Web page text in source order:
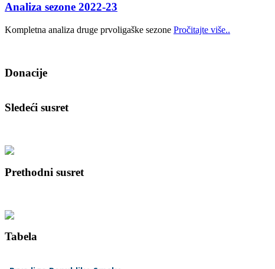
Analiza sezone 2022-23
Kompletna analiza druge prvoligaške sezone Pročitajte više..
Donacije
Sledeći susret
Prethodni susret
Tabela